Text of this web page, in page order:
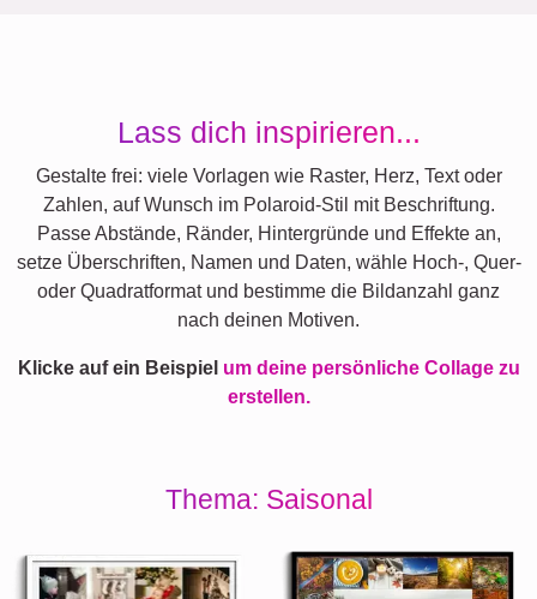
Lass dich inspirieren...
Gestalte frei: viele Vorlagen wie Raster, Herz, Text oder
Zahlen, auf Wunsch im Polaroid-Stil mit Beschriftung.
Passe Abstände, Ränder, Hintergründe und Effekte an,
setze Überschriften, Namen und Daten, wähle Hoch-, Quer-
oder Quadratformat und bestimme die Bildanzahl ganz
nach deinen Motiven.
Klicke auf ein Beispiel um deine persönliche Collage zu
erstellen.
Thema: Saisonal